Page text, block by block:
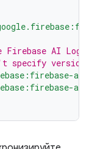
AI
specify
ai"